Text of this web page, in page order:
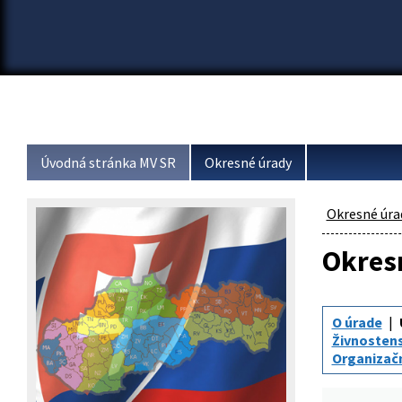
Úvodná stránka MV SR Okresné úrady
Okresné
O úrade